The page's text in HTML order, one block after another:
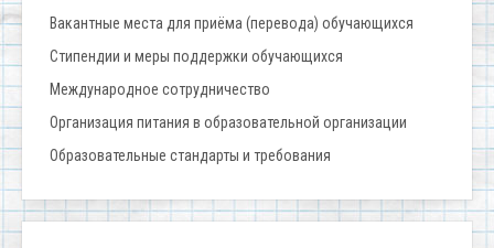
Вакантные места для приёма (перевода) обучающихся
Стипендии и меры поддержки обучающихся
Международное сотрудничество
Организация питания в образовательной организации
Образовательные стандарты и требования